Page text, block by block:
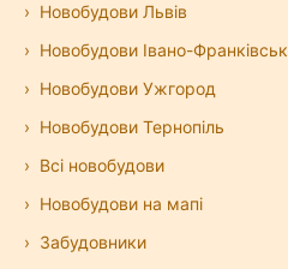
Новобудови Львів
Новобудови Івано-Франківськ
Новобудови Ужгород
Новобудови Тернопіль
Всі новобудови
Новобудови на мапі
Забудовники